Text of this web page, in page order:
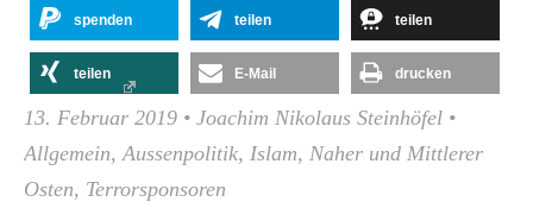
spenden teilen teilen
teilen E-Mail drucken
13. Februar 2019 • Joachim Nikolaus Steinhöfel •
Allgemein,Aussenpolitik, Islam, Naher und Mittlerer
Osten, Terrorsponsoren